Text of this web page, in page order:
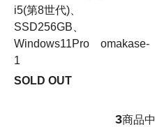
i5(第8世代)、
SSD256GB、
Windows11Pro omakase-
1
SOLD OUT
3商品中